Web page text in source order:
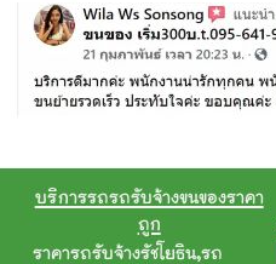
บริการรถรถรับจ้างขนของราคา
ถูก
ราคารถรับจ้างรัชโยธิน,รถ